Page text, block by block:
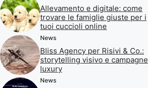
Allevamento e digitale: come
trovare le famiglie giuste per i
tuoi cuccioli online
News
Bliss Agency per Risivi & Co.:
storytelling visivo e campagne
luxury
News